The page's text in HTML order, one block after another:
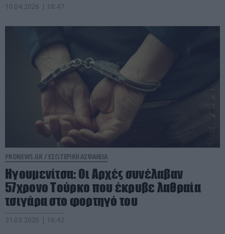
10.04.2026 | 18:47
PRONEWS.GR / ΕΣΩΤΕΡΙΚΗ ΑΣΦΑΛΕΙΑ
Ηγουμενίτσα: Οι Αρχές συνέλαβαν
57χρονο Τούρκο που έκρυβε λαθραία
τσιγάρα στο φορτηγό του
31.03.2026 | 16:42